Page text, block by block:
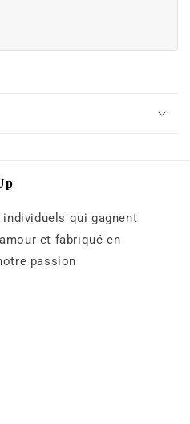
qui gagnent
et fabriqué en
passion